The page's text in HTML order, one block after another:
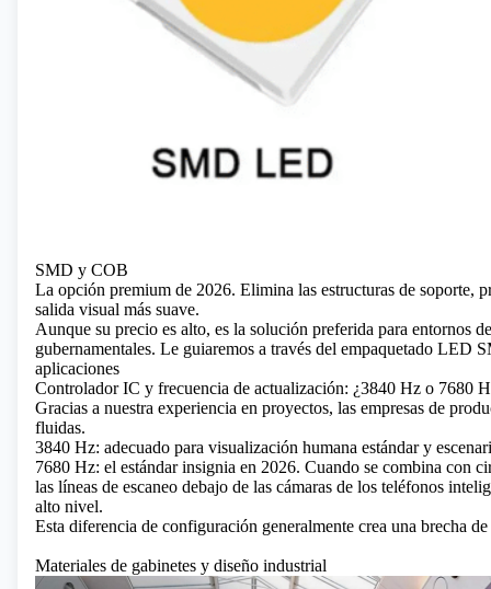
SMD y COB
La opción premium de 2026. Elimina las estructuras de soporte,
salida visual más suave.
Aunque su precio es alto, es la solución preferida para entornos
gubernamentales. Le guiaremos a través del empaquetado LED
aplicaciones
Controlador IC y frecuencia de actualización: ¿3840 Hz o 7680
Gracias a nuestra experiencia en proyectos, las empresas de
fluidas.
3840 Hz: adecuado para visualización humana estándar y
7680 Hz: el estándar insignia en 2026. Cuando se combina con
las líneas de escaneo debajo de las cámaras de los teléfonos
alto nivel.
Esta diferencia de configuración generalmente crea una brecha
Materiales de gabinetes y diseño industrial